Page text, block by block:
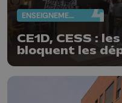
ENSEIGNEMENT
CE1D, CESS :
bloquent les